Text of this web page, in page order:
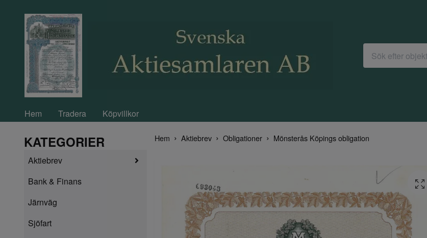
Hem Tradera Köpvillkor
KATEGORIER
Aktiebrev
Bank & Finans
Järnväg
Sjöfart
Hem Aktiebrev Obligationer Mönsterås Köpings obligation